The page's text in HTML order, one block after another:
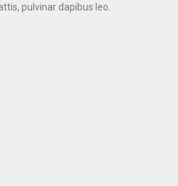
pulvinar dapibus leo.